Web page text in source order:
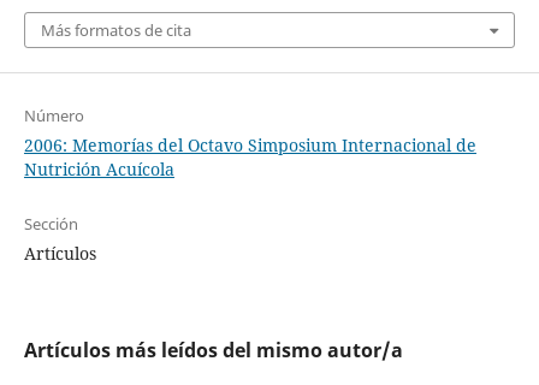
Más formatos de cita
Número
2006: Memorías del Octavo Simposium Internacional de
Nutrición Acuícola
Sección
Artículos
Artículos más leídos del mismo autor/a